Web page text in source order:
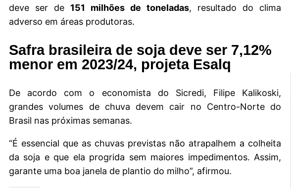
deve ser de 151 milhões de toneladas, resultado do clima
adverso em áreas produtoras.
Safra brasileira de soja deve ser 7,12%
menor em 2023/24, projeta Esalq
De acordo com o economista do Sicredi, Filipe Kalikoski,
grandes volumes de chuva devem cair no Centro-Norte do
Brasil nas próximas semanas.
“É essencial que as chuvas previstas não atrapalhem a colheita
da soja e que ela progrida sem maiores impedimentos. Assim,
garante uma boa janela de plantio do milho”, afirmou.